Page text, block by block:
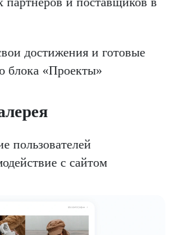
достижения и готовые
блока «Проекты»
пользователей
с сайтом